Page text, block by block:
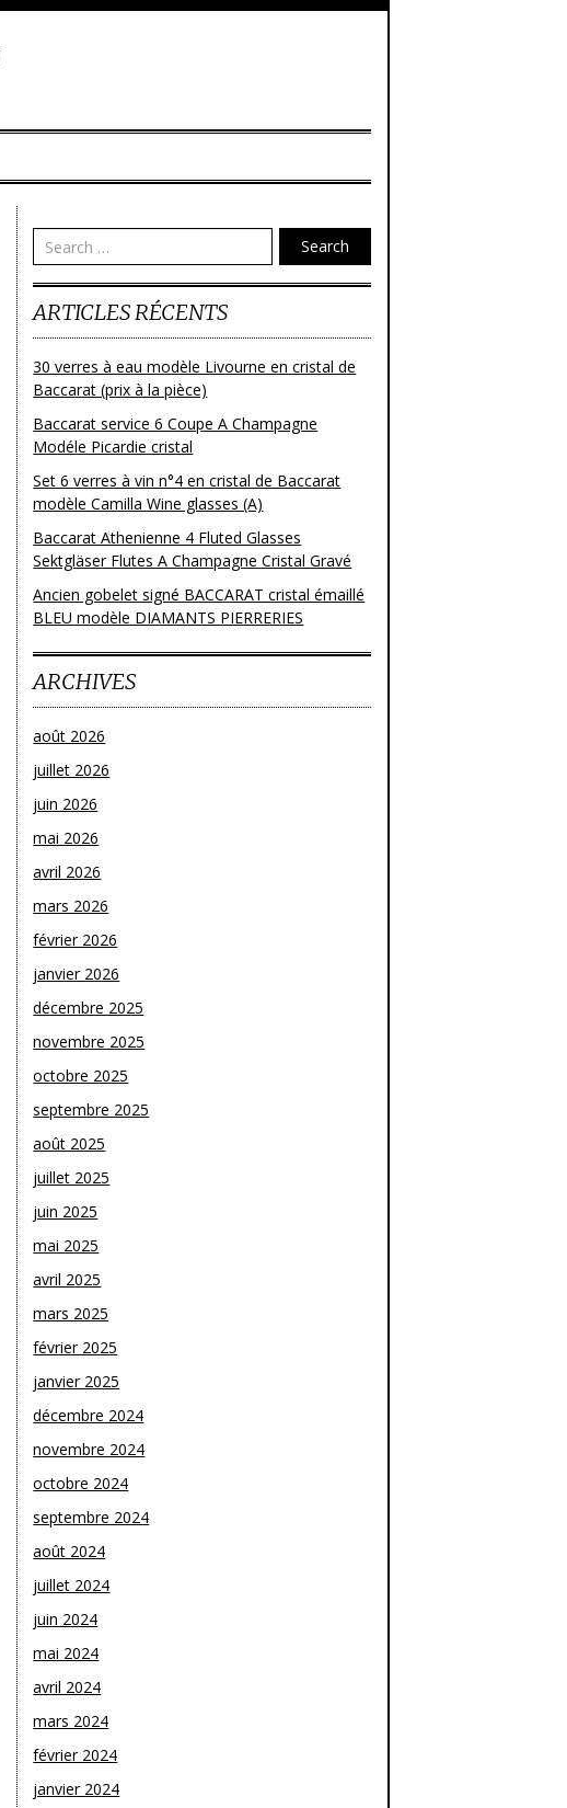
Search
ARTICLES RÉCENTS
30 verres à eau modèle Livourne en cristal de
Baccarat (prix à la pièce)
Baccarat service 6 Coupe A Champagne
Modéle Picardie cristal
Set 6 verres à vin n°4 en cristal de Baccarat
modèle Camilla Wine glasses (A)
Baccarat Athenienne 4 Fluted Glasses
Sektgläser Flutes A Champagne Cristal Gravé
Ancien gobelet signé BACCARAT cristal émaillé
BLEU modèle DIAMANTS PIERRERIES
ARCHIVES
août 2026
juillet 2026
juin 2026
mai 2026
avril 2026
mars 2026
février 2026
janvier 2026
décembre 2025
novembre 2025
octobre 2025
septembre 2025
août 2025
juillet 2025
juin 2025
mai 2025
avril 2025
mars 2025
février 2025
janvier 2025
décembre 2024
novembre 2024
octobre 2024
septembre 2024
août 2024
juillet 2024
juin 2024
mai 2024
avril 2024
mars 2024
février 2024
janvier 2024